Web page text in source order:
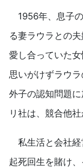
1956年、息子
る妻ラウラとの
愛し合っていた女
思いがけずラウ
外子の認知問題
リ社は、競合他
私生活と会社経
起死回生を賭け